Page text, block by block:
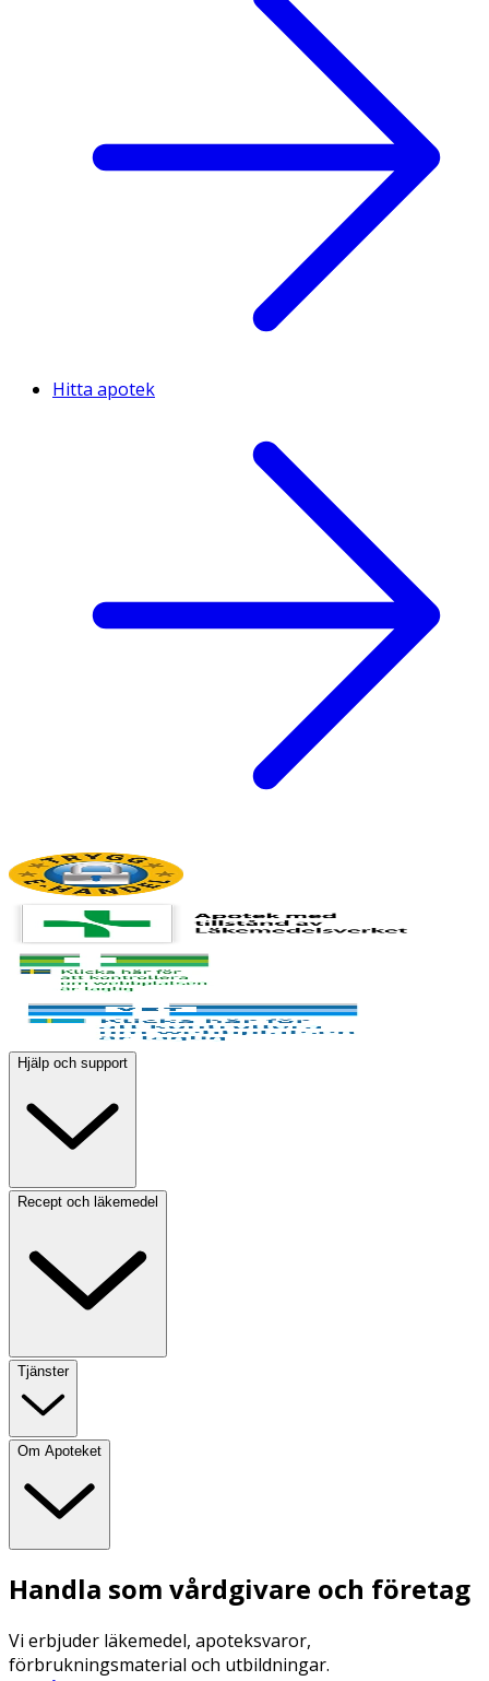
Hitta apotek
Hjälp och support
Recept och läkemedel
Tjänster
Om Apoteket
Handla som vårdgivare och företag
Vi erbjuder läkemedel, apoteksvaror,
förbrukningsmaterial och utbildningar.